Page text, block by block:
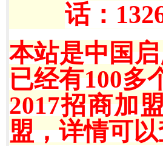
话：
本站是中国
已经有100多
2017招商加
盟，详情可